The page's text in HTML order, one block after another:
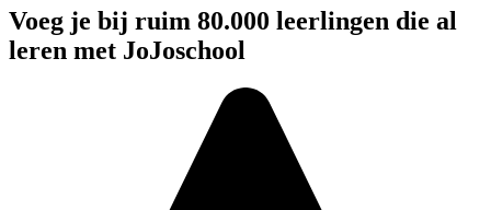
Voeg je bij ruim 80.000 leerlingen die al
leren met JoJoschool